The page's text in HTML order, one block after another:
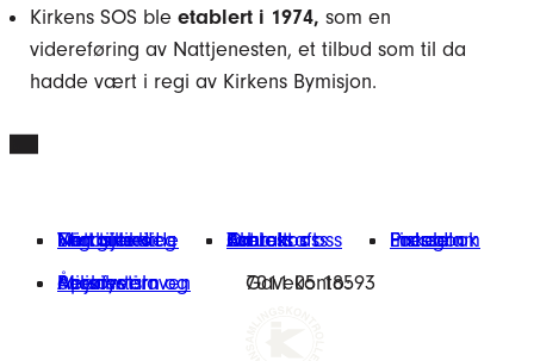
Kirkens SOS bleetablert i 1974,som en
videreføring av Nattjenesten, et tilbud som til da
hadde vært i regi av Kirkens Bymisjon.
Miljøfyrtårn
Åpenhetsloven
Personvern og cookies Gavekonto:
7011 05 18593
Finn tilbud
Vårt arbeid
Engasjer deg
Nettbutikk
Min giverside Om oss
Kontakt oss
Bærekraft
Aktuelt
Jobb hos oss Presse
Facebook
Instagram
LinkedIn